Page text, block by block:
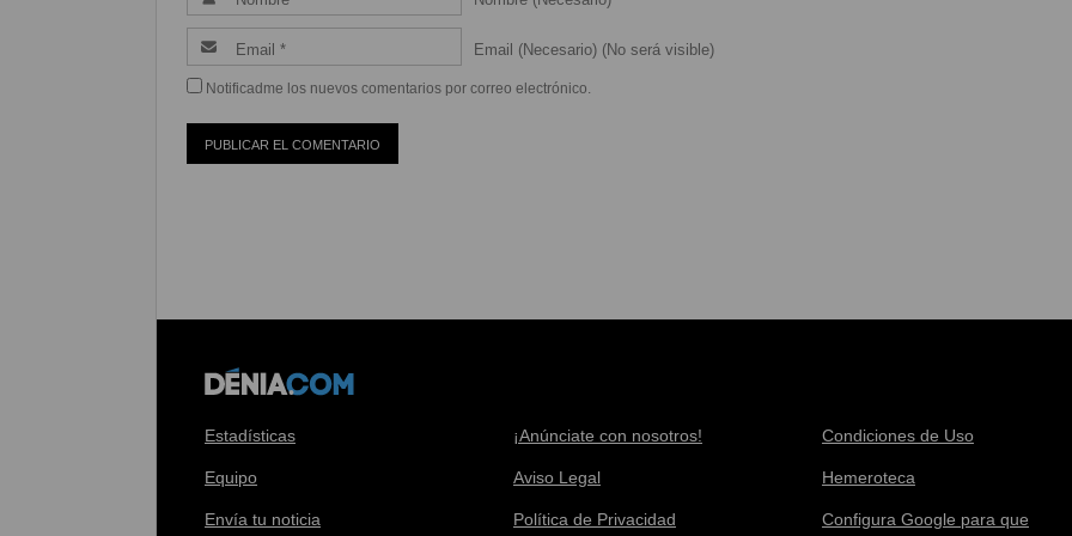
Email (Necesario) (No será visible)
Notificadme los nuevos comentarios por correo electrónico.
Estadísticas
Equipo
Envía tu noticia
¡Anúnciate con nosotros!
Aviso Legal
Política de Privacidad
Condiciones de Uso
Hemeroteca
Configura Google para que